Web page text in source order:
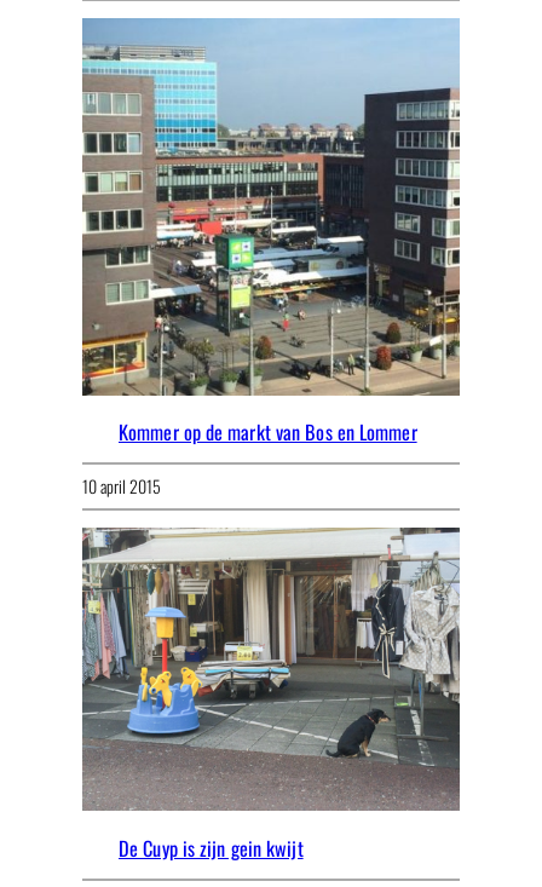
Kommer op de markt van Bos en Lommer
10 april 2015
De Cuyp is zijn gein kwijt